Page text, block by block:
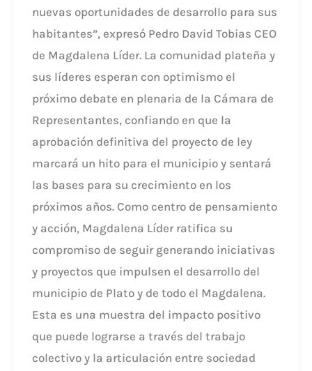
nuevas oportunidades de desarrollo para sus
habitantes”, expresó Pedro David Tobias CEO
de Magdalena Líder. La comunidad plateña y
sus líderes esperan con optimismo el
próximo debate en plenaria de la Cámara de
Representantes, confiando en que la
aprobación definitiva del proyecto de ley
marcará un hito para el municipio y sentará
las bases para su crecimiento en los
próximos años. Como centro de pensamiento
y acción, Magdalena Líder ratifica su
compromiso de seguir generando iniciativas
y proyectos que impulsen el desarrollo del
municipio de Plato y de todo el Magdalena.
Esta es una muestra del impacto positivo
que puede lograrse a través del trabajo
colectivo y la articulación entre sociedad